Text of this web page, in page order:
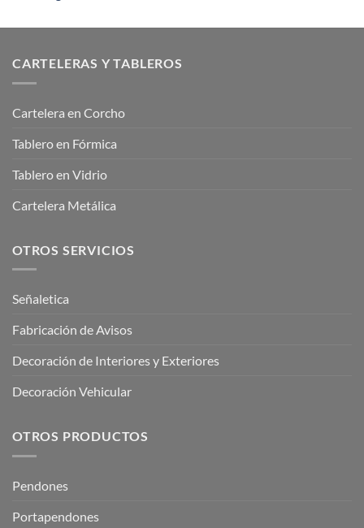
CARTELERAS Y TABLEROS
Cartelera en Corcho
Tablero en Fórmica
Tablero en Vidrio
Cartelera Metálica
OTROS SERVICIOS
Señaletica
Fabricación de Avisos
Decoración de Interiores y Exteriores
Decoración Vehicular
OTROS PRODUCTOS
Pendones
Portapendones